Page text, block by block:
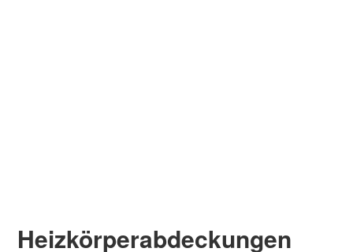
Heizkörperabdeckungen